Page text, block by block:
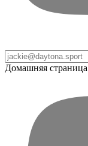
Домашняя страница